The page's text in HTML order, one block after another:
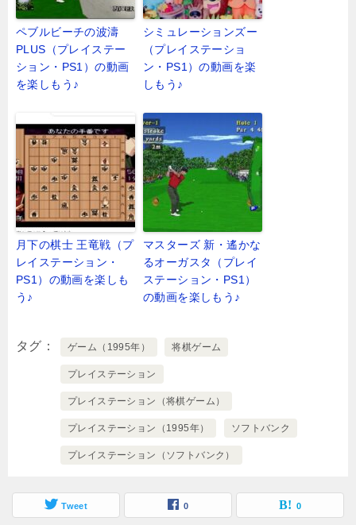
ペブルビーチの波濤
PLUS（プレイステー
ション・PS1）の動画
を楽しもう♪
シミュレーションズー
（プレイステーショ
ン・PS1）の動画を楽
しもう♪
月下の棋士 王竜戦（プ
レイステーション・
PS1）の動画を楽しも
う♪
マスターズ 新・遙かな
るオーガスタ（プレイ
ステーション・PS1）
の動画を楽しもう♪
タグ ゲーム（1995年） 将棋ゲーム
プレイステーション
プレイステーション（将棋ゲーム）
プレイステーション（1995年） ソフトバンク
プレイステーション（ソフトバンク）
Tweet 0 0